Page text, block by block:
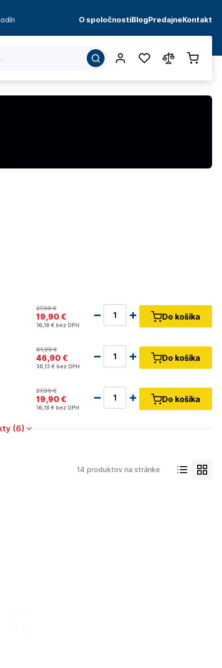
O spoločnostiBlogPredajneKontakt
27,99 €
19,90 €
16 ,18 € bez DPH
Do košíka
61,99 €
46,90 €
38 ,13 € bez DPH
Do košíka
27,99 €
19,90 €
16 ,18 € bez DPH
Do košíka
(6)
14 produktov na stránke